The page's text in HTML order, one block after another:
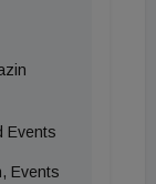
43 % der
weitere
Weise, wie
galt, wird
Events
Events